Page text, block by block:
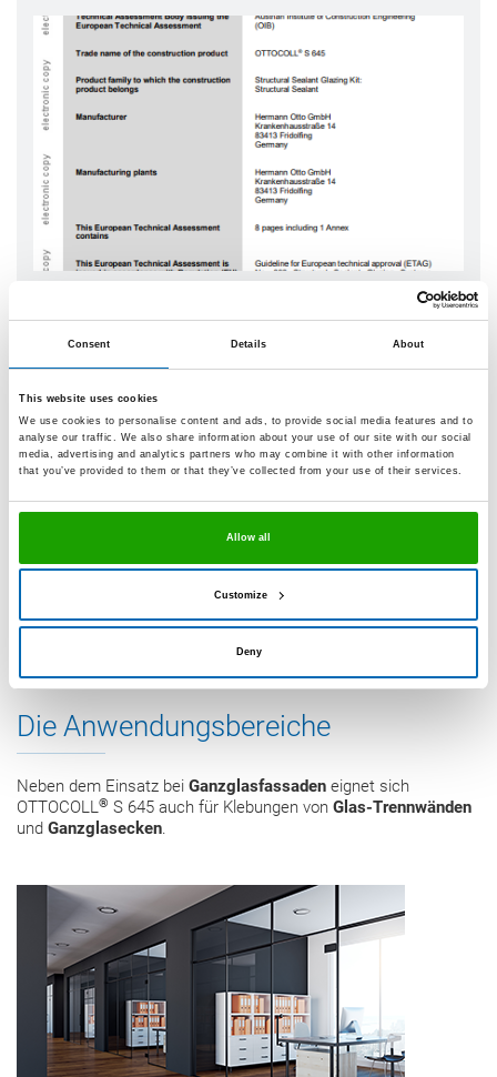
Consent Details About
This website uses cookies
We use cookies to personalise content and ads, to provide social media features and to
analyse our traffic. We also share information about your use of our site with our social
media, advertising and analytics partners who may combine it with other information
that you’ve provided to them or that they’ve collected from your use of their services.
Allow all
Customize
Deny
Geprüfte Sicherheit durch ETAG 002
Sicherheit in Konstruktion und Klebung
Klebstoff OTTOCOLL®S 645 verspricht mit seinerETA-
Zertifizierungdie notwendige Sicherheit. Der Klebstoff
wurde nach ETA 002 geprüft undentsprichtdamit
Glaskonstruktionen oder Structural Sealant Glazing
Prüfzeugnis downloaden
Die Anwendungsbereiche
Neben dem Einsatz bei Ganzglasfassaden eignet sich
OTTOCOLL ® S 645 auch für Klebungen von Glas-Trennwänden
und Ganzglasecken